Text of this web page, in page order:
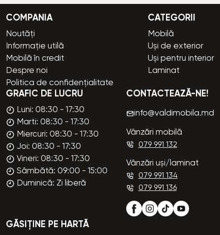
COMPANIA
Noutăți
Informație utilă
Mobilă în credit
Despre noi
Politica de confidențialitate
CATEGORII
Mobilă
Uși de exterior
Uși pentru interior
Laminat
GRAFIC DE LUCRU
Luni: 08:30 - 17:30
Marti: 08:30 - 17:30
Miercuri: 08:30 - 17:30
Joi: 08:30 - 17:30
Vineri: 08:30 - 17:30
Sâmbătă: 09:00 - 15:00
Duminică: Zi liberă
CONTACTEAZĂ-NE!
info@valdimobila.md
Vânzări mobilă
079 991 132
Vânzări uși/laminat
079 991 134
079 991 136
GĂSIȚINE PE HARTĂ